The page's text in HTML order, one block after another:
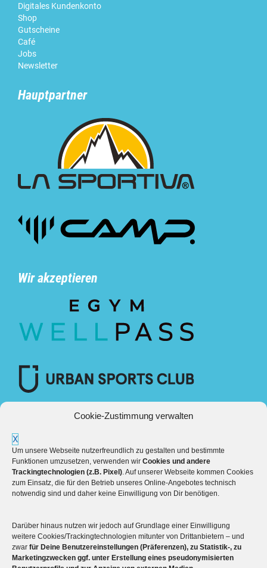
Cookie-Zustimmung verwalten
X
Um unsere Webseite nutzerfreundlich zu gestalten und bestimmte
Funktionen umzusetzen, verwenden wir Cookies und andere
Trackingtechnologien (z.B. Pixel). Auf unserer Webseite kommen Cookies
zum Einsatz, die für den Betrieb unseres Online-Angebotes technisch
notwendig sind und daher keine Einwilligung von Dir benötigen.
Darüber hinaus nutzen wir jedoch auf Grundlage einer Einwilligung
weitere Cookies/Trackingtechnologien mitunter von Drittanbietern – und
zwar für Deine Benutzereinstellungen (Präferenzen), zu Statistik-, zu
Marketingzwecken ggf. unter Erstellung eines pseudonymisierten
Digitales Kundenkonto
Shop
Gutscheine
Café
Jobs
Newsletter
Hauptpartner
Wir akzeptieren
Mehr über die Boulderwelt
Unsere Hallen im Überblick